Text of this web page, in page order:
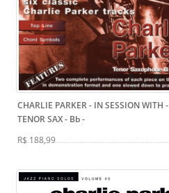
CHARLIE PARKER - IN SESSION WITH -
TENOR SAX - Bb-
R$ 188,99